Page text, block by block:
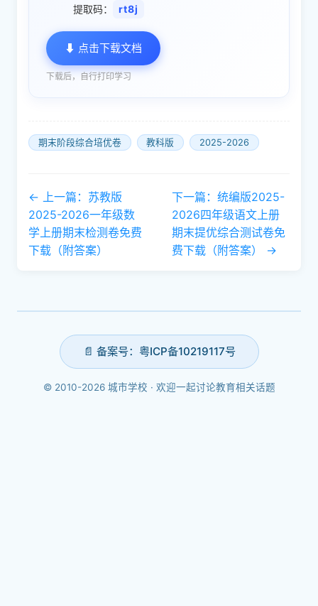
提取码： rt8j
⬇ 点击下载文档
下载后，自行打印学习
期末阶段综合培优卷 教科版 2025-2026
← 上一篇：苏教版
2025-2026一年级数
学上册期末检测卷免费
下载（附答案）
下一篇：统编版2025-
2026四年级语文上册
期末提优综合测试卷免
费下载（附答案） →
📄 备案号：粤ICP备10219117号
© 2010-2026 城市学校 · 欢迎一起讨论教育相关话题